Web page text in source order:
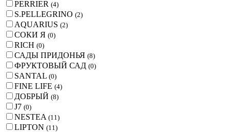
PERRIER (4)
S.PELLEGRINO (2)
AQUARIUS (2)
СОКИ Я (0)
RICH (0)
САДЫ ПРИДОНЬЯ (8)
ФРУКТОВЫЙ САД (0)
SANTAL (0)
FINE LIFE (4)
ДОБРЫЙ (8)
J7 (0)
NESTEA (11 )
LIPTON (11 )